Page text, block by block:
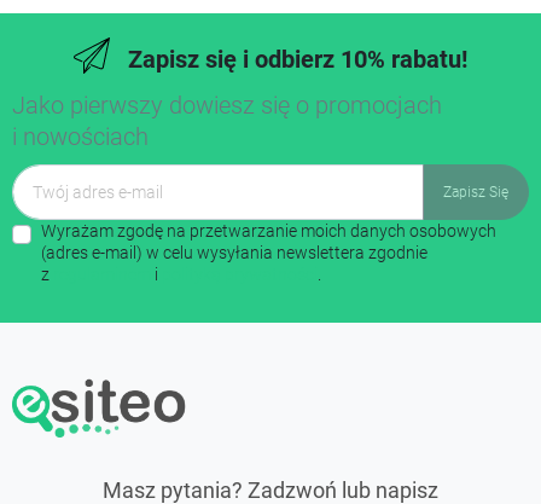
Zapisz się i odbierz 10% rabatu!
Jako pierwszy dowiesz się o promocjach
i nowościach
Wyrażam zgodę na przetwarzanie moich danych osobowych
(adres e-mail) w celu wysyłania newslettera zgodnie
z
i
Masz pytania? Zadzwoń lub napisz